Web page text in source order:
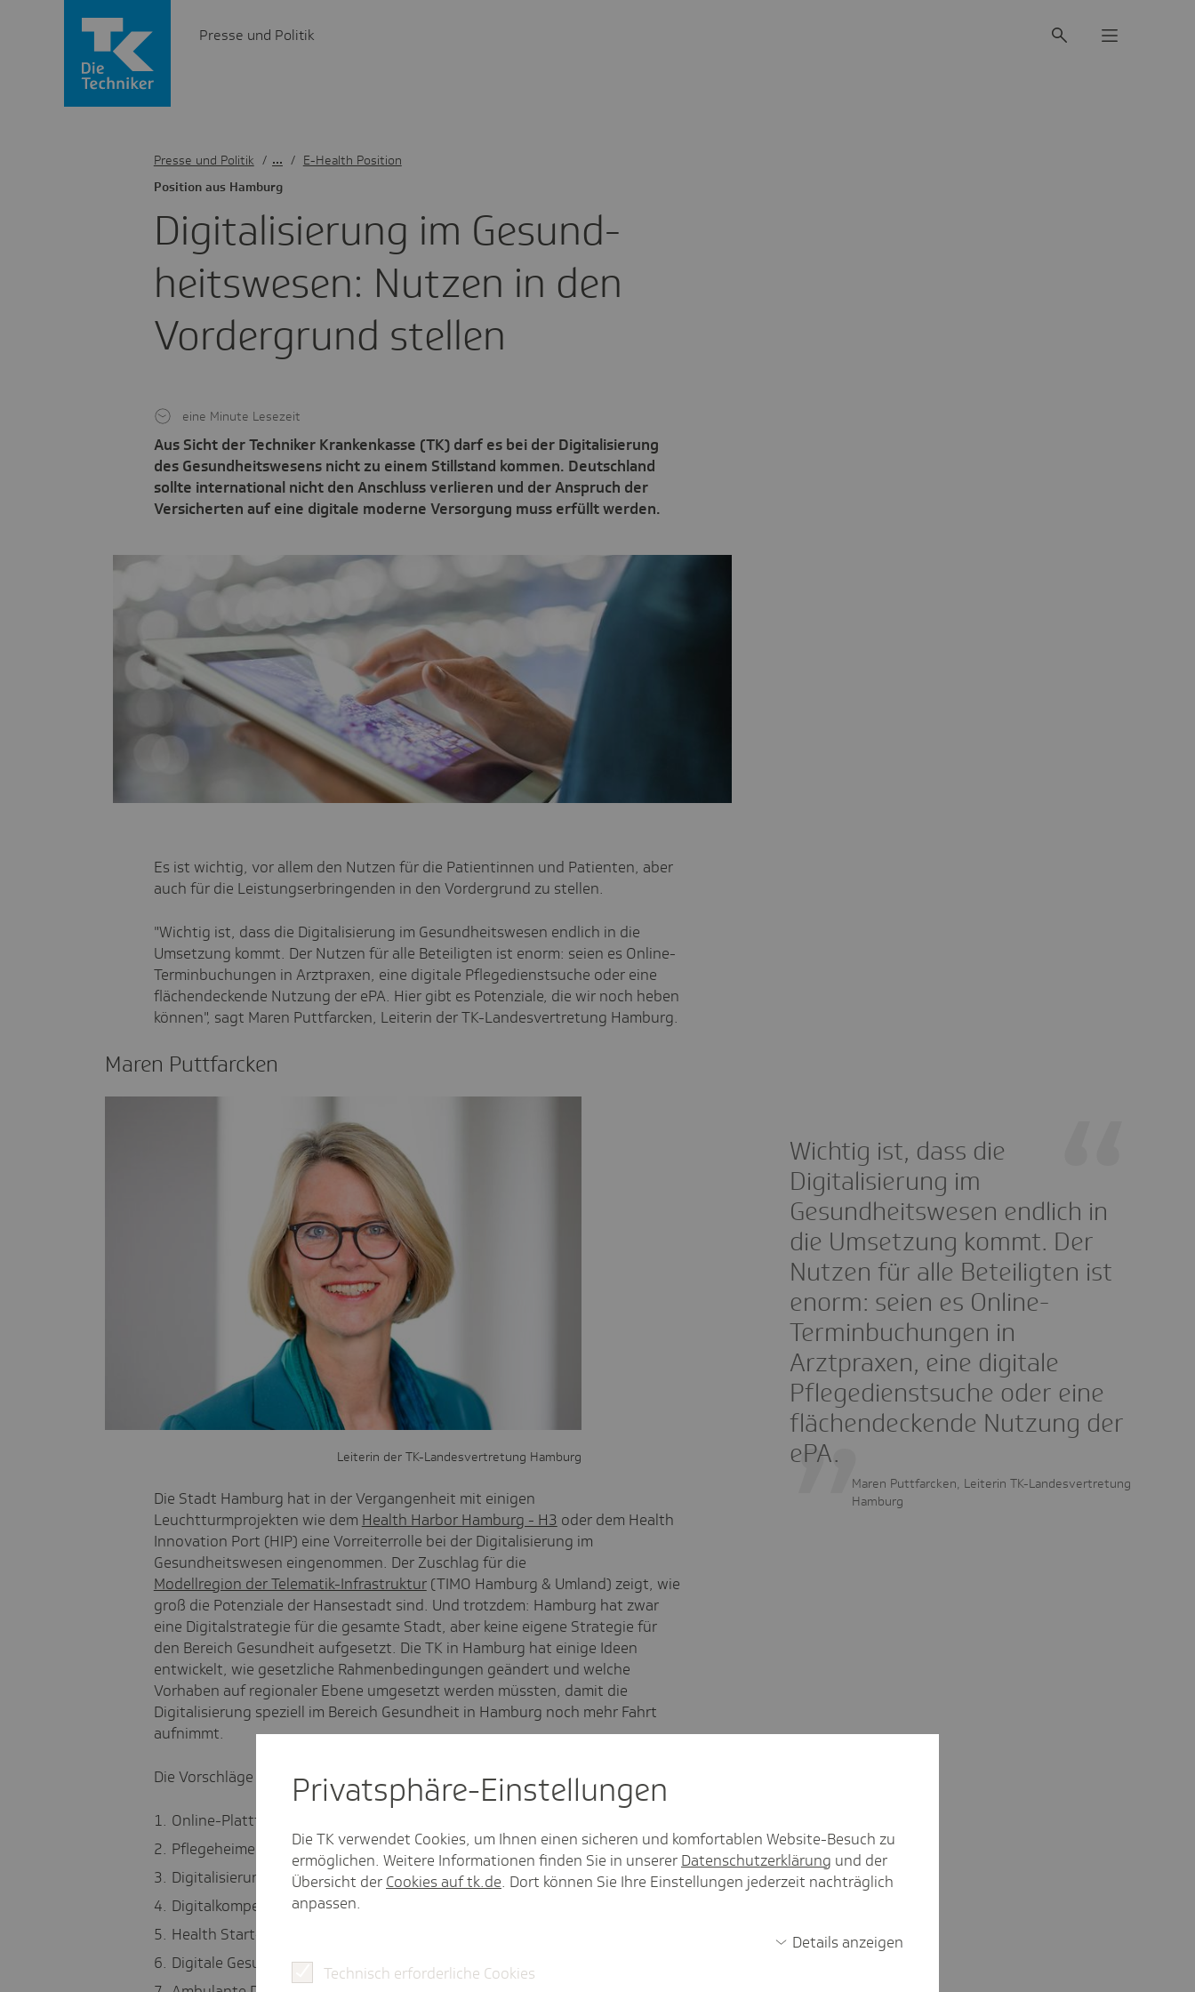
Presse und Politik
Digi­ta­li­sie­rung im Gesund­
heits­we­sen: Nutzen in den
Vorder­grund stellen
Posi­tion aus Hamburg
Aus Sicht der Techniker Krankenkasse (TK) darf es bei der Digitalisierung
des Gesundheitswesens nicht zu einem Stillstand kommen. Deutschland
sollte international nicht den Anschluss verlieren und der Anspruch der
Versicherten auf eine digitale moderne Versorgung muss erfüllt werden.
eine Minute Lesezeit
Presse und Politik / E-Health Position
Es ist wichtig, vor allem den Nutzen für die Patientinnen und Patienten, aber
auch für die Leistungserbringenden in den Vordergrund zu stellen.
"Wichtig ist, dass die Digitalisierung im Gesundheitswesen endlich in die
Umsetzung kommt. Der Nutzen für alle Beteiligten ist enorm: seien es Online-
Terminbuchungen in Arztpraxen, eine digitale Pflegedienstsuche oder eine
flächendeckende Nutzung der ePA. Hier gibt es Potenziale, die wir noch heben
können", sagt Maren Puttfarcken, Leiterin der TK-Landesvertretung Hamburg.
Maren Puttfarcken
Leiterin der TK-Landesvertretung Hamburg
Wichtig ist, dass die
Digitalisierung im
Gesundheitswesen endlich in
die Umsetzung kommt. Der
Nutzen für alle Beteiligten ist
enorm: seien es Online-
Terminbuchungen in
Arztpraxen, eine digitale
Pflegedienstsuche oder eine
flächendeckende Nutzung der
ePA.
Maren Puttfarcken, Leiterin TK-Landesvertretung
Hamburg
Die Stadt Hamburg hat in der Vergangenheit mit einigen
Leuchtturmprojekten wie dem Health Harbor Hamburg - H3 oder dem Health
Innovation Port (HIP) eine Vorreiterrolle bei der Digitalisierung im
Gesundheitswesen eingenommen. Der Zuschlag für die
Modellregion der Telematik-Infrastruktur(TIMO Hamburg & Umland) zeigt, wie
groß die Potenziale der Hansestadt sind. Und trotzdem: Hamburg hat zwar
eine Digitalstrategie für die gesamte Stadt, aber keine eigene Strategie für
den Bereich Gesundheit aufgesetzt. Die TK in Hamburg hat einige Ideen
entwickelt, wie gesetzliche Rahmenbedingungen geändert und welche
Vorhaben auf regionaler Ebene umgesetzt werden müssten, damit die
Digitalisierung speziell im Bereich Gesundheit in Hamburg noch mehr Fahrt
aufnimmt.
Die Vorschläge im Überblick:
Online-Plattformen für Terminbuchung oder Pflegeeinrichtungen,
Pflegeheime digital fit machen,
Digitalisierung in den Kliniken weiter vorantreiben,
Digitalkompetenz im Land stärken,
Health Start-ups in Hamburg weiter fördern,
Digitale Gesundheitsanwendungen (DiGA) - Preise regulieren,
Privat­sphäre-Einstel­lungen
Die TK verwendet Cookies, um Ihnen einen sicheren und komfortablen Website-Besuch zu
ermöglichen. Weitere Informationen finden Sie in unserer Datenschutzerklärung und der
Übersicht der Cookies auf tk.de. Dort können Sie Ihre Einstellungen jederzeit nachträglich
anpassen.
Details anzeigen
Technisch erforderliche Cookies